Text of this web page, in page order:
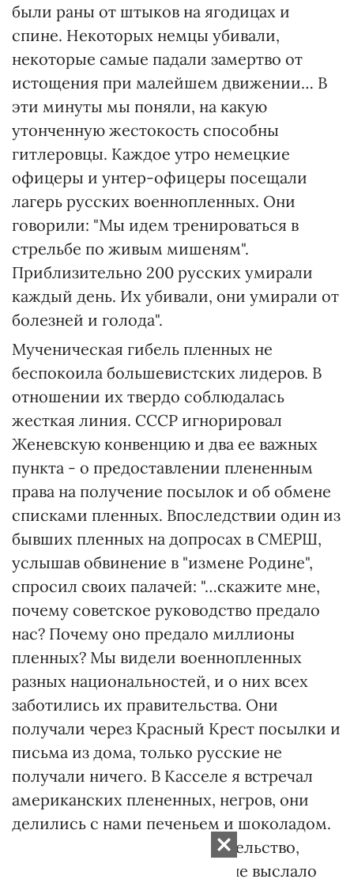
были раны от штыков на ягодицах и
спине. Некоторых немцы убивали,
некоторые самые падали замертво от
истощения при малейшем движении… В
эти минуты мы поняли, на какую
утонченную жестокость способны
гитлеровцы. Каждое утро немецкие
офицеры и унтер-офицеры посещали
лагерь русских военнопленных. Они
говорили: "Мы идем тренироваться в
стрельбе по живым мишеням".
Приблизительно 200 русских умирали
каждый день. Их убивали, они умирали от
болезней и голода".
Мученическая гибель пленных не
беспокоила большевистских лидеров. В
отношении их твердо соблюдалась
жесткая линия. СССР игнорировал
Женевскую конвенцию и два ее важных
пункта - о предоставлении плененным
права на получение посылок и об обмене
списками пленных. Впоследствии один из
бывших пленных на допросах в СМЕРШ,
услышав обвинение в "измене Родине",
спросил своих палачей: "…скажите мне,
почему советское руководство предало
нас? Почему оно предало миллионы
пленных? Мы видели военнопленных
разных национальностей, и о них всех
заботились их правительства. Они
получали через Красный Крест посылки и
письма из дома, только русские не
получали ничего. В Касселе я встречал
американских плененных, негров, они
делились с нами печеньем и шоколадом.
Почему же советское правительство,
которое мы считали своим, не выслало